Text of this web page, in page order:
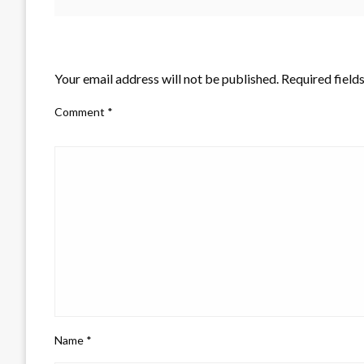
Your email address will not be published. Required
Comment *
Name *